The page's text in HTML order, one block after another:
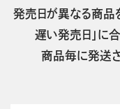
発売日が異なる商品
遅い発売日」に
商品毎に発送